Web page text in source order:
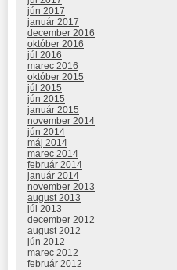
jún 2017
január 2017
december 2016
október 2016
júl 2016
marec 2016
október 2015
júl 2015
jún 2015
január 2015
november 2014
jún 2014
máj 2014
marec 2014
február 2014
január 2014
november 2013
august 2013
júl 2013
december 2012
august 2012
jún 2012
marec 2012
február 2012